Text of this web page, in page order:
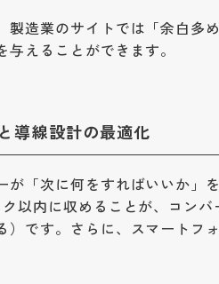
製造業のサイトでは「余白多
与えることができます。
導線設計の最適化
が「次に何をすればいいか」
以内に収めることが、コン
）です。さらに、スマートフ